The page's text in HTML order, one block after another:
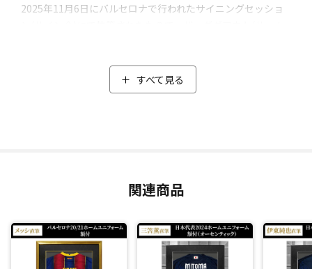
2025年11月6日にバルセロナで行われたサイニングセッショ
ユニフォームは17歳ながらバルセロナの主力へと成長を遂げ
たシーズン「24/25モデル」。
＼額装は職人の手作業による完全オーダーメイドの特注品／
を採用。マットには高級感ある黒のスエード調の生地を使用
しています。
すべて見る
関連商品